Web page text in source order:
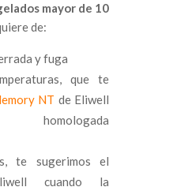
mayor de 10
de:
y fuga
que te
NT de Eliwell
te sugerimos el
cuando la